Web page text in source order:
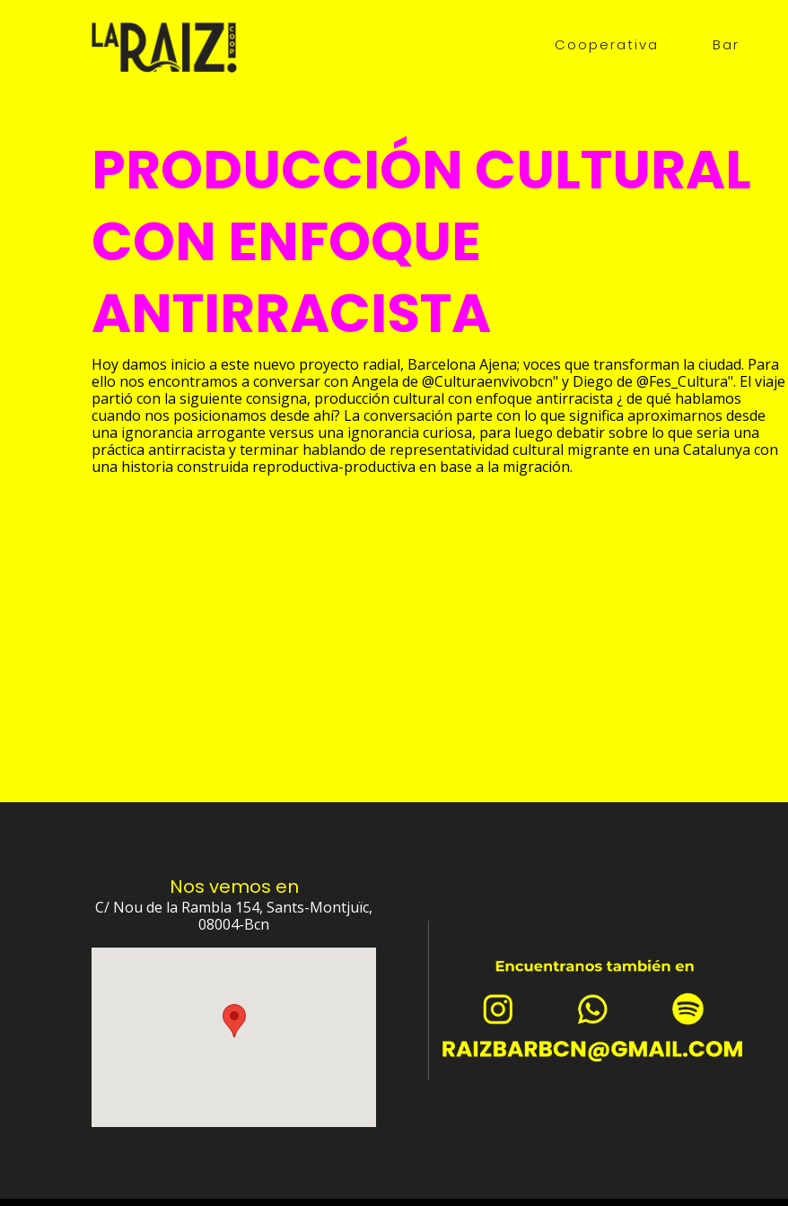
Main
Cooperativa Bar
PRODUCCIÓN CULTURAL
CON ENFOQUE
ANTIRRACISTA
Hoy damos inicio a este nuevo proyecto radial, Barcelona Ajena; voces que transforman la ciudad. Para
ello nos encontramos a conversar con Angela de @Culturaenvivobcn" y Diego de @Fes_Cultura". El viaje
partió con la siguiente consigna, producción cultural con enfoque antirracista ¿ de qué hablamos
cuando nos posicionamos desde ahí? La conversación parte con lo que significa aproximarnos desde
una ignorancia arrogante versus una ignorancia curiosa, para luego debatir sobre lo que seria una
práctica antirracista y terminar hablando de representatividad cultural migrante en una Catalunya con
una historia construida reproductiva-productiva en base a la migración.
Nos vemos en
C/ Nou de la Rambla 154, Sants-Montjuïc,
08004-Bcn